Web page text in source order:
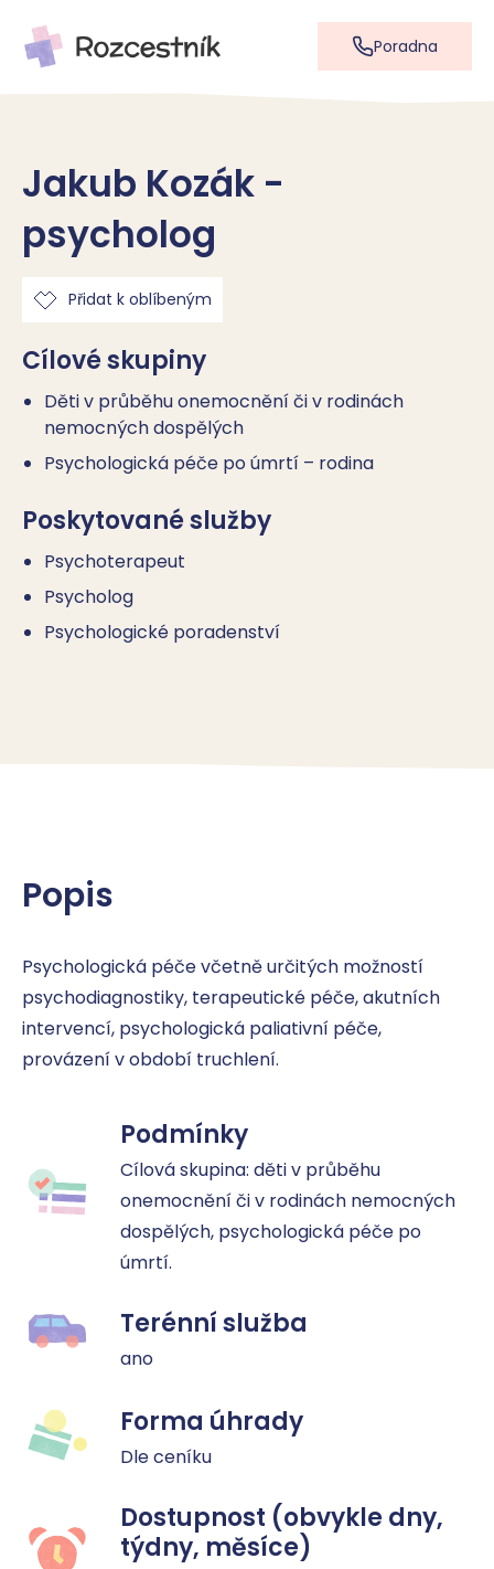
Poradna
Jakub Kozák -
psycholog
Přidat k oblíbeným
Cílové skupiny
Děti v průběhu onemocnění či v rodinách
nemocných dospělých
Psychologická péče po úmrtí – rodina
Poskytované služby
Psychoterapeut
Psycholog
Psychologické poradenství
Popis
Psychologická péče včetně určitých možností
psychodiagnostiky, terapeutické péče, akutních
intervencí, psychologická paliativní péče,
provázení v období truchlení.
Podmínky
Cílová skupina: děti v průběhu
onemocnění či v rodinách nemocných
dospělých, psychologická péče po
úmrtí.
Terénní služba
ano
Forma úhrady
Dle ceníku
Dostupnost (obvykle dny,
týdny, měsíce)